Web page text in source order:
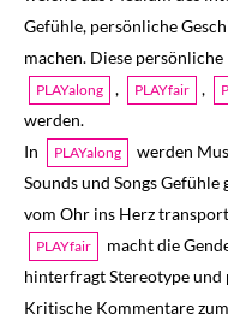
Gefühle, persönliche
machen. Diese
PLAYalong , PLAYfair ,
werden.
In
PLAYalong
werden
Sounds und Songs
vom Ohr ins Herz
PLAYfair
macht die
hinterfragt Stereotype
Kritische Kommentare